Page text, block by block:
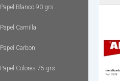
Papel Blanco 90 grs
Papel Camilla
Papel Carbon
Papel Colores 75 grs